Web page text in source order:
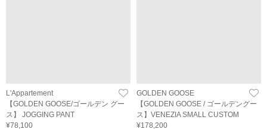
L'Appartement
【GOLDEN GOOSE/ゴールデン グー
ス】 JOGGING PANT
¥78,100
GOLDEN GOOSE
【GOLDEN GOOSE / ゴールデングー
ス】VENEZIA SMALL CUSTOM
¥178,200